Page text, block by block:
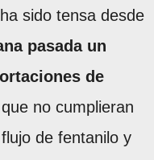
sido tensa desde
pasada un
de
no cumplieran
de fentanilo y